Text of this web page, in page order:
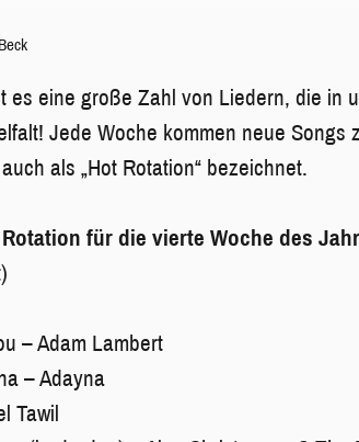
es eine große Zahl von Liedern, die in
Jede Woche kommen neue Songs
als „Hot Rotation“ bezeichnet.
für die vierte Woche des
– Adam Lambert
– Adayna
Tawil